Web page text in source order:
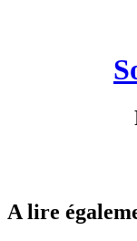
A lire